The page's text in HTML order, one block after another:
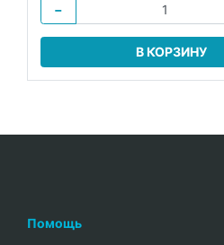
−
В КОРЗИНУ
Помощь